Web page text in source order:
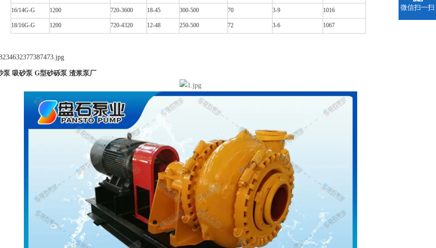
16/14G-G 1200 720-3600 18-45 300-500 70 3-9 1016
18/16G-G 1200 720-4320 12-48 250-500 72 3-6 1067
泵 吸砂泵 G型砂砾泵 渣浆泵厂
微信扫一扫